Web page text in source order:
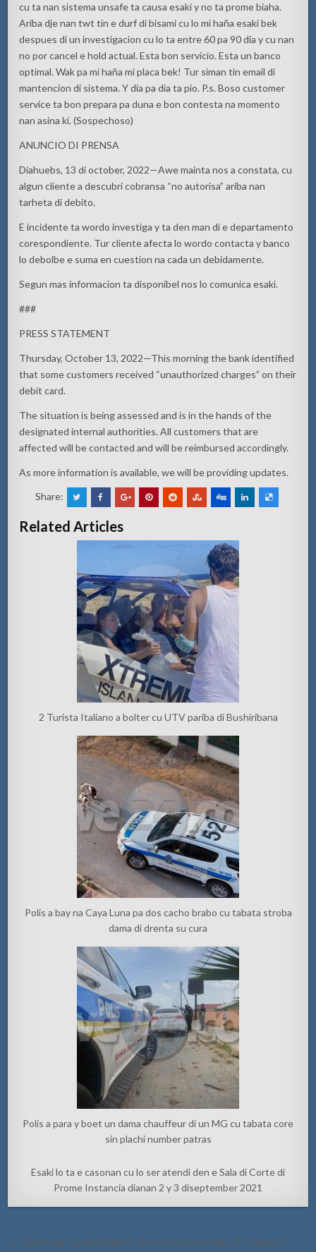
cu ta nan sistema unsafe ta causa esaki y no ta prome biaha.
Ariba dje nan twt tin e durf di bisami cu lo mi haña esaki bek
despues di un investigacion cu lo ta entre 60 pa 90 dia y cu nan
no por cancel e hold actual. Esta bon servicio. Esta un banco
optimal. Wak pa mi haña mi placa bek! Tur siman tin email di
mantencion di sistema. Y dia pa dia ta pio. P.s. Boso customer
service ta bon prepara pa duna e bon contesta na momento
nan asina ki. (Sospechoso)
ANUNCIO DI PRENSA
Diahuebs, 13 di october, 2022—Awe mainta nos a constata, cu
algun cliente a descubri cobransa “no autorisa” ariba nan
tarheta di debito.
E incidente ta wordo investiga y ta den man di e departamento
corespondiente. Tur cliente afecta lo wordo contacta y banco
lo debolbe e suma en cuestion na cada un debidamente.
Segun mas informacion ta disponibel nos lo comunica esaki.
###
PRESS STATEMENT
Thursday, October 13, 2022—This morning the bank identified
that some customers received “unauthorized charges” on their
debit card.
The situation is being assessed and is in the hands of the
designated internal authorities. All customers that are
affected will be contacted and will be reimbursed accordingly.
As more information is available, we will be providing updates.
Share:
Related Articles
2 Turista Italiano a bolter cu UTV pariba di Bushiribana
Polis a bay na Caya Luna pa dos cacho brabo cu tabata stroba
dama di drenta su cura
Polis a para y boet un dama chauffeur di un MG cu tabata core
sin plachi number patras
Esaki lo ta e casonan cu lo ser atendi den e Sala di Corte di
Prome Instancia dianan 2 y 3 diseptember 2021
Post
← TENSION TA SUBIENDO DEN DI DOS ROUND DI TORNEO